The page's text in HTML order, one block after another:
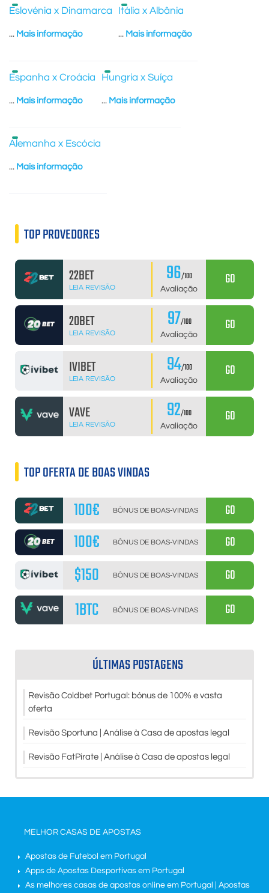
Eslovénia x Dinamarca
... Mais informação
Itália x Albânia
... Mais informação
Espanha x Croácia
... Mais informação
Hungria x Suíça
... Mais informação
Alemanha x Escócia
... Mais informação
TOP PROVEDORES
22BET
LEIA REVISÃO 96/100
Avaliação
GO
20BET
LEIA REVISÃO 97/100
Avaliação
GO
IVIBET
LEIA REVISÃO 94/100
Avaliação
GO
VAVE
LEIA REVISÃO 92/100
Avaliação
GO
TOP OFERTA DE BOAS VINDAS
100€ BÔNUS DE BOAS-VINDAS GO
100€ BÔNUS DE BOAS-VINDAS GO
$150 BÔNUS DE BOAS-VINDAS GO
1BTC BÔNUS DE BOAS-VINDAS GO
ÚLTIMAS POSTAGENS
Revisão Coldbet Portugal: bónus de 100% e vasta
oferta
Revisão Sportuna | Análise à Casa de apostas legal
Revisão FatPirate | Análise à Casa de apostas legal
MELHOR CASAS DE APOSTAS
Apostas de Futebol em Portugal
Apps de Apostas Desportivas em Portugal
As melhores casas de apostas online em Portugal | Apostas